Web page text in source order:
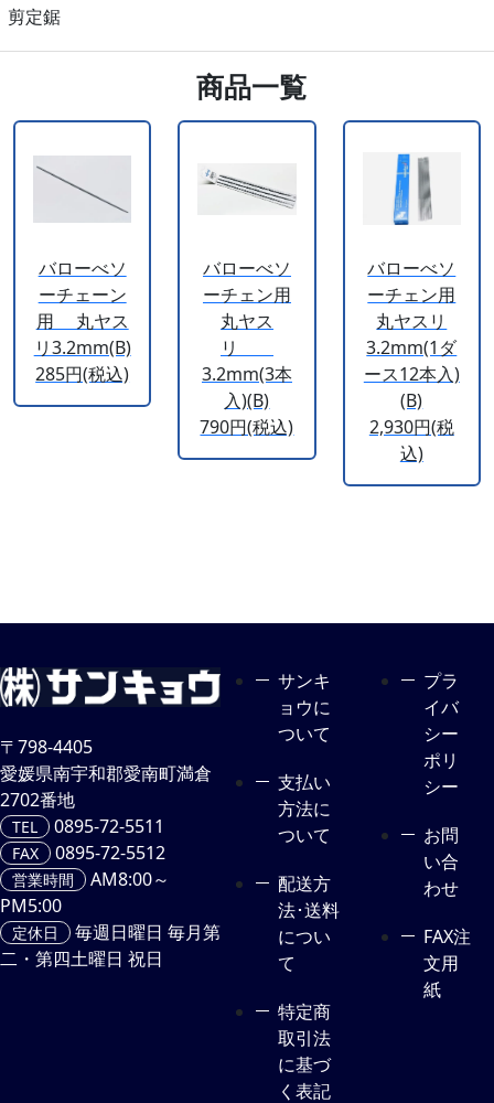
剪定鋸
商品一覧
バローべソ
ーチェーン
用 丸ヤス
リ3.2mm(B)
285円(税込)
バローべソ
ーチェン用
丸ヤス
リ
3.2mm(3本
入)(B)
790円(税込)
バローべソ
ーチェン用
丸ヤスリ
3.2mm(1ダ
ース12本入)
(B)
2,930円(税
込)
〒798-4405
愛媛県南宇和郡愛南町満倉
2702番地
TEL 0895-72-5511
FAX 0895-72-5512
営業時間
AM8:00～
PM5:00
定休日
毎週日曜日 毎月第
二・第四土曜日 祝日
サンキ
ョウに
ついて
支払い
方法に
ついて
配送方
法･送料
につい
て
特定商
取引法
に基づ
く表記
プラ
イバ
シー
ポリ
シー
お問
い合
わせ
FAX注
文用
紙